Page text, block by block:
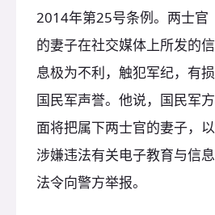
2014年第25号条例。两士官
的妻子在社交媒体上所发的信
息极为不利，触犯军纪，有损
国民军声誉。他说，国民军方
面将把属下两士官的妻子，以
涉嫌违法有关电子教育与信息
法令向警方举报。